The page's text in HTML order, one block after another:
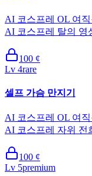
AI 코스프레 OL 여
AI 코스프레 탈의 영
100 ¢
Lv 4rare
셀프 가슴 만지기
AI 코스프레 OL 여
AI 코스프레 자위 전
100 ¢
Lv 5premium